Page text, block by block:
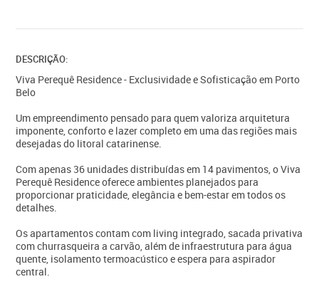
DESCRIÇÃO:
Viva Perequê Residence - Exclusividade e Sofisticação em Porto
Belo
Um empreendimento pensado para quem valoriza arquitetura
imponente, conforto e lazer completo em uma das regiões mais
desejadas do litoral catarinense.
Com apenas 36 unidades distribuídas em 14 pavimentos, o Viva
Perequê Residence oferece ambientes planejados para
proporcionar praticidade, elegância e bem-estar em todos os
detalhes.
Os apartamentos contam com living integrado, sacada privativa
com churrasqueira a carvão, além de infraestrutura para água
quente, isolamento termoacústico e espera para aspirador
central.